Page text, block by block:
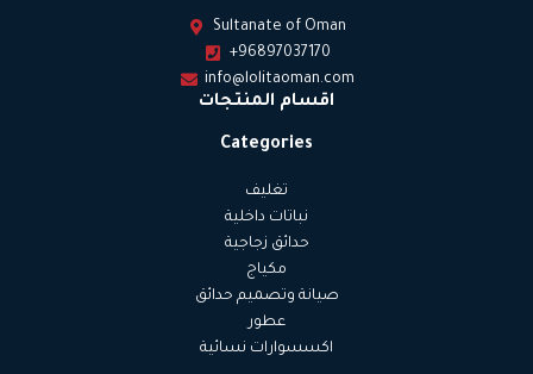
Sultanate of Oman
+96897037170
info@lolitaoman.com
اقسام المنتجات
Categories
تغليف
نباتات داخلية
حدائق زجاجية
مكياج
صيانة وتصميم حدائق
عطور
اكسسوارات نسائية